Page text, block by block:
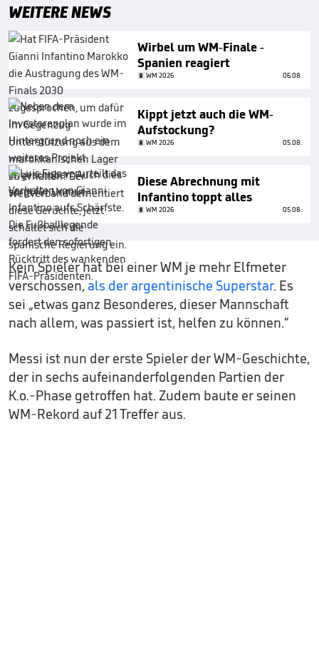
WEITERE NEWS
Wirbel um WM-Finale -
Spanien reagiert
WM 2026 06.08.
Kippt jetzt auch die WM-
Aufstockung?
WM 2026 05.08.
Diese Abrechnung mit
Infantino toppt alles
WM 2026 05.08.
Kein Spieler hat bei einer WM je mehr Elfmeter
verschossen,als der argentinische Superstar. Es
sei „etwas ganz Besonderes, dieser Mannschaft
nach allem, was passiert ist, helfen zu können.“
Messi ist nun der erste Spieler der WM-Geschichte,
der in sechs aufeinanderfolgenden Partien der
K.o.-Phase getroffen hat. Zudem baute er seinen
WM-Rekord auf 21 Treffer aus.